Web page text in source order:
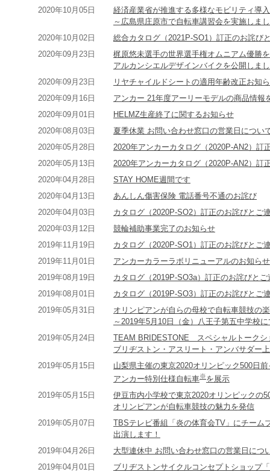
2020年10月05日
経済産業省が推進する多様なモビリティ導
～広島県庄原市で自転車講習会を実施しま
2020年10月02日
総合カタログ（2021P-SO1）訂正のお詫び
2020年09月23日
梶原悠未選手の世界選手権オムニアム優勝
アルカンシエルデザインバイクを公開しま
2020年09月23日
リヤチャイルドシートの適用年齢改正お知
2020年09月16日
アンカー 21年度アーリーモデルの商品情報
2020年09月01日
HELMZ生産終了に関するお知らせ
2020年08月03日
夏季休業 お問い合わせ窓口の営業日につい
2020年05月28日
2020年アンカーカタログ（2020P-AN2）訂
2020年05月13日
2020年アンカーカタログ（2020P-AN2）訂
2020年04月28日
STAY HOME週間です
2020年04月13日
あんしん傷害保険 電話番号不通のお詫び
2020年04月03日
カタログ（2020P-SO2）訂正のお詫びとご
2020年03月12日
競輪補助事業完了のお知らせ
2019年11月19日
カタログ（2020P-SO1）訂正のお詫びとご
2019年11月01日
アンカーカラーラボリニューアルのお知らせ
2019年08月19日
カタログ（2019P-SO3a）訂正のお詫びとご
2019年08月01日
カタログ（2019P-SO3）訂正のお詫びとご
2019年05月31日
オリンピアンが自らの母校で自転車競技の
～2019年5月10日（金）八王子第五中学校
2019年05月24日
TEAM BRIDESTONE スペシャルトークシ
ブリヂストン・アスリート・アンバサダー
2019年05月15日
山梨県主催の東京2020オリンピック500日
アンカー特別仕様自転車※を展示
2019年05月15日
伊豆市内小学校で東京2020オリンピックの
オリンピアンが自転車競技の魅力を発信
2019年05月07日
TBSテレビ番組「炎の体育会TV」にチーム
出演します！
2019年04月26日
大型連休中 お問い合わせ窓口の営業日につ
2019年04月01日
ブリヂストンサイクルコンセプトショップ